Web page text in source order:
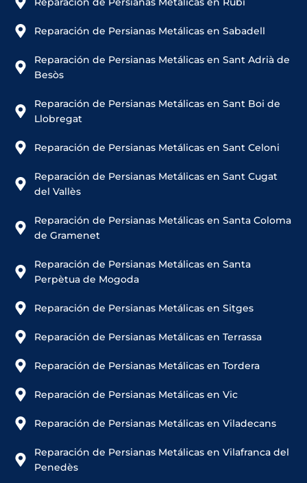
Reparación de Persianas Metálicas en Sabadell
Reparación de Persianas Metálicas en Sant Adrià de
Besòs
Reparación de Persianas Metálicas en Sant Boi de
Llobregat
Reparación de Persianas Metálicas en Sant Celoni
Reparación de Persianas Metálicas en Sant Cugat
del Vallès
Reparación de Persianas Metálicas en Santa Coloma
de Gramenet
Reparación de Persianas Metálicas en Santa
Perpètua de Mogoda
Reparación de Persianas Metálicas en Sitges
Reparación de Persianas Metálicas en Terrassa
Reparación de Persianas Metálicas en Tordera
Reparación de Persianas Metálicas en Vic
Reparación de Persianas Metálicas en Viladecans
Reparación de Persianas Metálicas en Vilafranca del
Penedès